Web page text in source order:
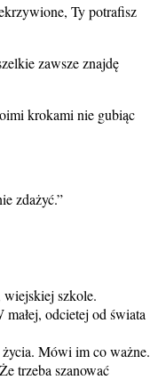
Ty potrafisz
zawsze znajdę
krokami nie gubiąc
zdażyć.”
wiejskiej szkole.
odcietej od świata
Mówi im co ważne.
trzeba szanować